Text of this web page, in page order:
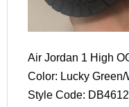
Air Jordan 1 High
Color: Lucky
Style Code: